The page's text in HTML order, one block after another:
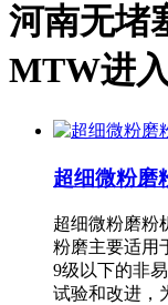
河南无堵
MTW进
超细微粉磨
超细微粉磨粉
粉磨主要适用
9级以下的非
试验和改进，